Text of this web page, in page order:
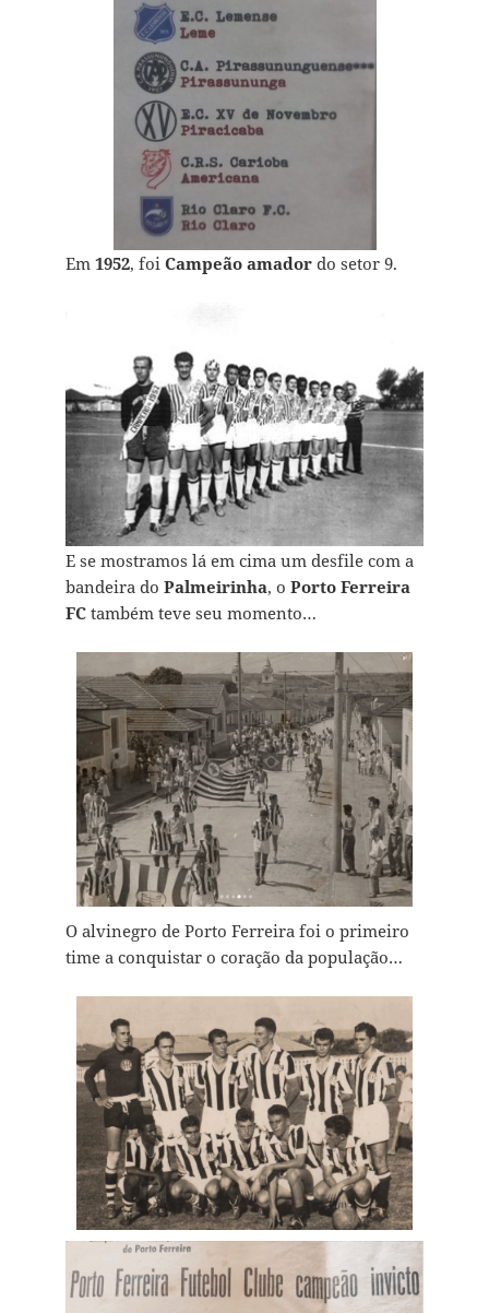
Em 1952, foi Campeão amadordo setor 9.
E se mostramos lá em cima um desfile com a
bandeira do Palmeirinha, o Porto Ferreira
FCtambém teve seu momento…
O alvinegro de Porto Ferreira foi o primeiro
time a conquistar o coração da população…